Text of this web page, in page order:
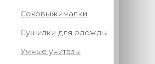
Соковыжималки
Сушилки для одежды
Умные унитазы